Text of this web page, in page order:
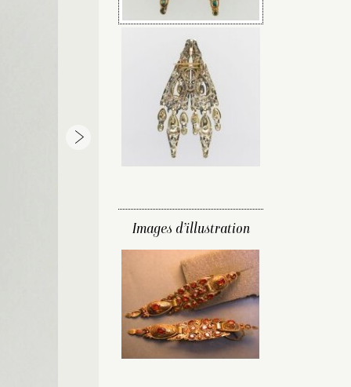
Images d’illustration